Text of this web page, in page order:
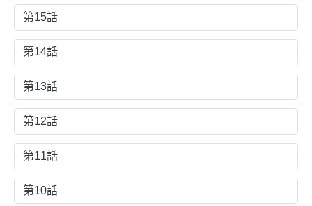
第15話
第14話
第13話
第12話
第11話
第10話